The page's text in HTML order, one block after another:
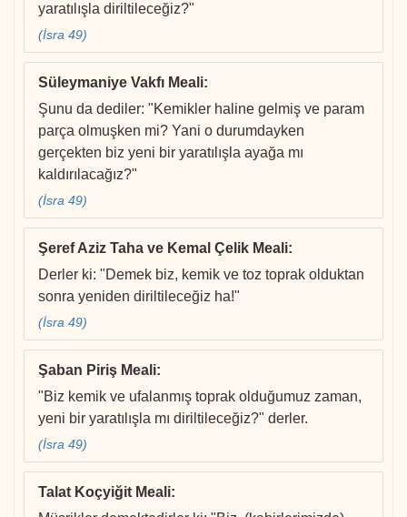
yaratılışla diriltileceğiz?"
(İsra 49)
Süleymaniye Vakfı Meali:
Şunu da dediler: "Kemikler haline gelmiş ve param
parça olmuşken mi? Yani o durumdayken
gerçekten biz yeni bir yaratılışla ayağa mı
kaldırılacağız?"
(İsra 49)
Şeref Aziz Taha ve Kemal Çelik Meali:
Derler ki: "Demek biz, kemik ve toz toprak olduktan
sonra yeniden diriltileceğiz ha!"
(İsra 49)
Şaban Piriş Meali:
"Biz kemik ve ufalanmış toprak olduğumuz zaman,
yeni bir yaratılışla mı diriltileceğiz?" derler.
(İsra 49)
Talat Koçyiğit Meali: